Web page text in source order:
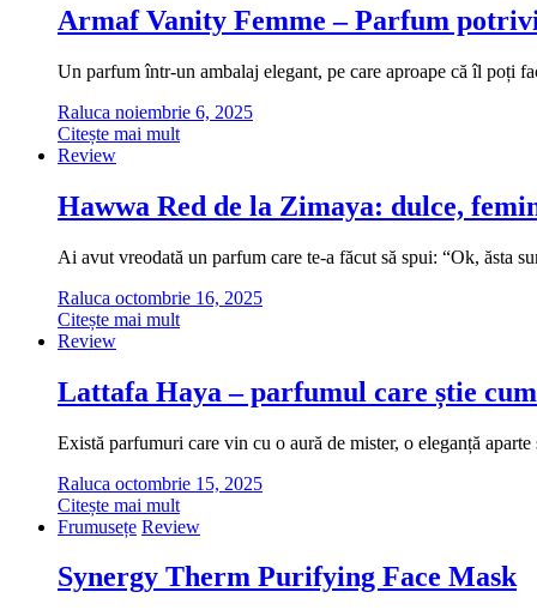
Armaf Vanity Femme – Parfum
Un parfum într-un ambalaj elegant, pe care aproape că îl poți
Raluca noiembrie 6, 2025
Citește mai mult
Review
Hawwa Red de la Zimaya: dulce,
Ai avut vreodată un parfum care te-a făcut să spui: “Ok, ăsta
Raluca octombrie 16, 2025
Citește mai mult
Review
Lattafa Haya – parfumul care știe
Există parfumuri care vin cu o aură de mister, o eleganță
Raluca octombrie 15, 2025
Citește mai mult
Frumusețe Review
Synergy Therm Purifying Face Mask